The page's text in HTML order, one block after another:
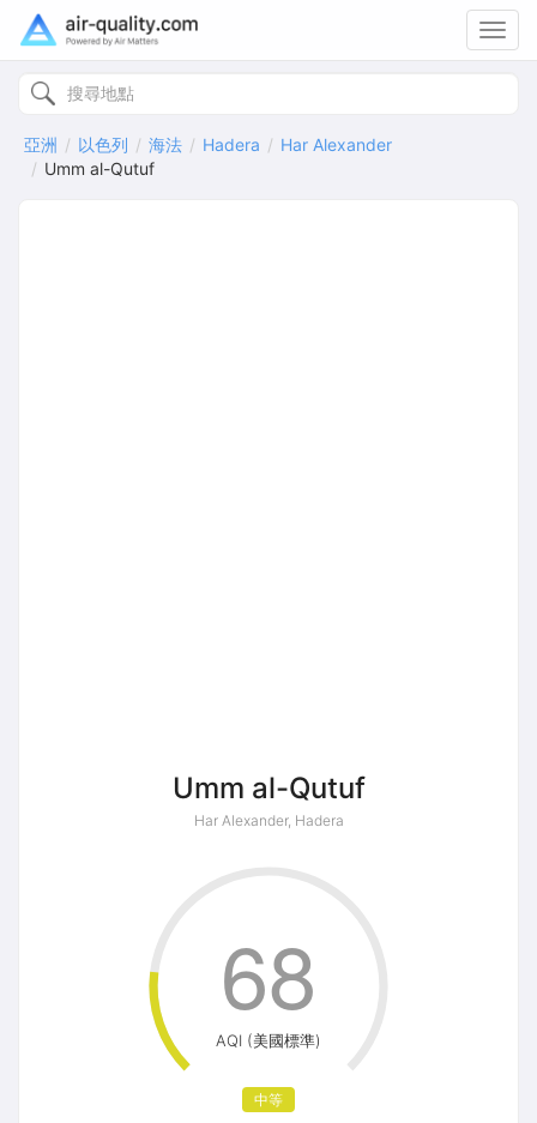
亞洲 以色列 海法 Hadera
Har Alexander
Umm al-Qutuf
Umm al-Qutuf
Har Alexander, Hadera
AQI (美國標準)
中等
68